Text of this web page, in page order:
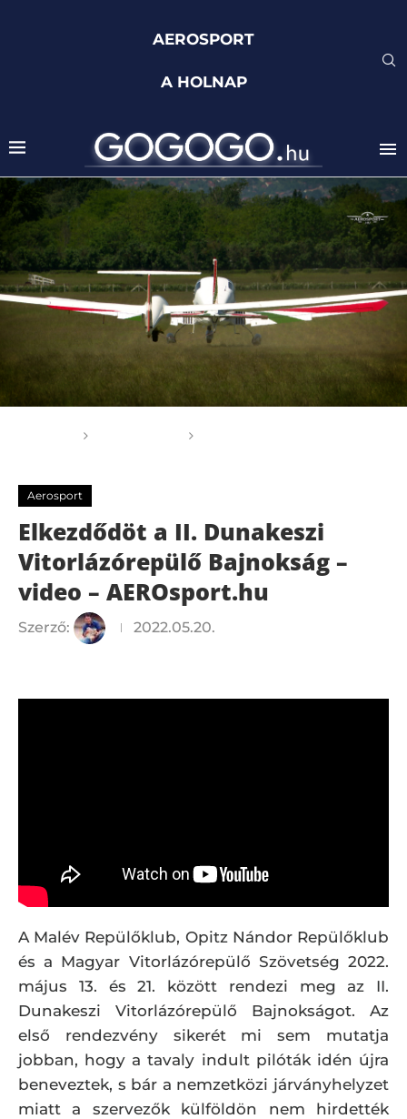
AEROSPORT
A HOLNAP
Aerosport
Elkezdődöt a II. Dunakeszi
Vitorlázórepülő Bajnokság –
video – AEROsport.hu
Szerző: 2022.05.20.
A Malév Repülőklub, Opitz Nándor Repülőklub
és a Magyar Vitorlázórepülő Szövetség 2022.
május 13. és 21. között rendezi meg az II.
Dunakeszi Vitorlázórepülő Bajnokságot. Az
első rendezvény sikerét mi sem mutatja
jobban, hogy a tavaly indult pilóták idén újra
beneveztek, s bár a nemzetközi járványhelyzet
miatt a szervezők külföldön nem hirdették